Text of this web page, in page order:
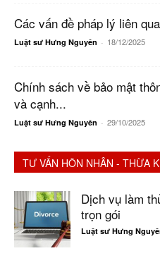
Các vấn đề pháp lý liên
Luật sư Hưng Nguyên - 18/12/2025
Chính sách về bảo mật
và cạnh...
Luật sư Hưng Nguyên - 29/10/2025
TƯ VẤN HÔN NHÂN - THỪA
Dịch vụ làm
trọn gói
Luật sư Hưng